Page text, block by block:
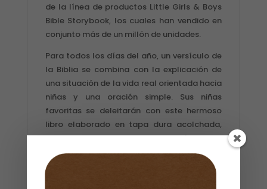
de la línea de productos Little Girls & Boys
Bible Storybook, los cuales han vendido en
conjunto más de un millón de unidades.
Para todos los días del año, un versículo de
la Biblia se combina con la explicación de
una situación de la vida real orientada hacia
niñas y una oración simple. Sus niñas
favoritas se deleitarán con este hermoso
libro elaborado en tapa dura acolchada,
colores rosados y morados, página de
presentación para escribir una dedicatoria y
hojas a todo color con bordes plateados.